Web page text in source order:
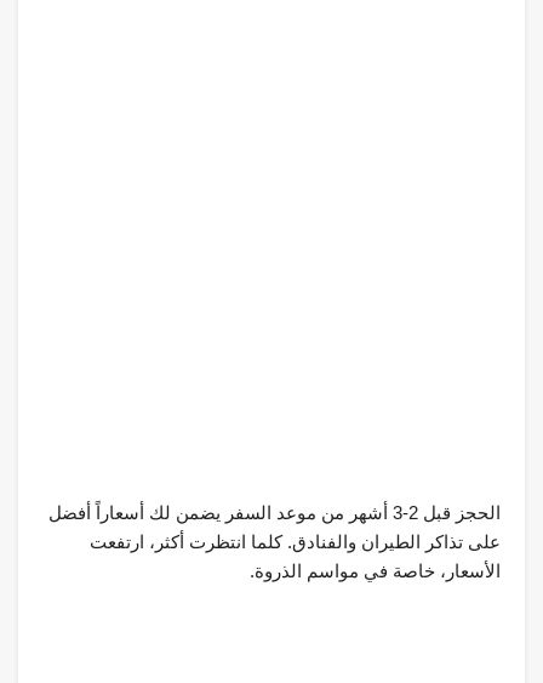
الحجز قبل 2-3 أشهر من موعد السفر يضمن لك أسعاراً أفضل
على تذاكر الطيران والفنادق. كلما انتظرت أكثر، ارتفعت
الأسعار، خاصة في مواسم الذروة.